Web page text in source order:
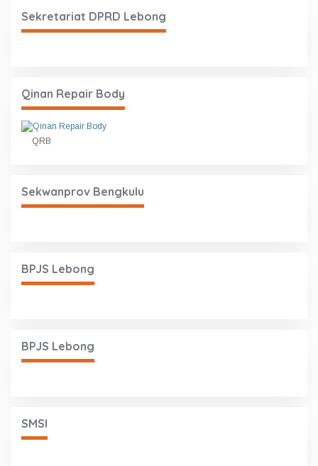
Sekretariat DPRD Lebong
Qinan Repair Body
QRB
Sekwanprov Bengkulu
BPJS Lebong
BPJS Lebong
SMSI